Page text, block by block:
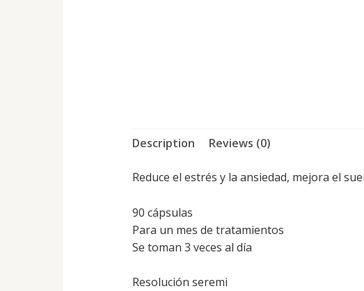
Description Reviews (0)
Reduce el estrés y la ansiedad, mejora el
90 cápsulas
Para un mes de tratamientos
Se toman 3 veces al día
Resolución seremi